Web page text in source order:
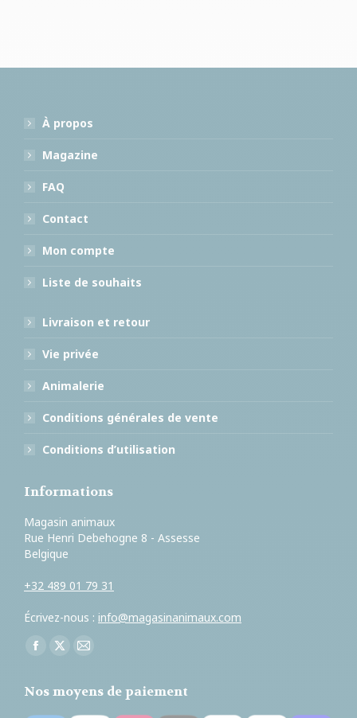
À propos
Magazine
FAQ
Contact
Mon compte
Liste de souhaits
Livraison et retour
Vie privée
Animalerie
Conditions générales de vente
Conditions d’utilisation
Informations
Magasin animaux
Rue Henri Debehogne 8 - Assesse
Belgique
+32 489 01 79 31
Écrivez-nous : info@magasinanimaux.com
Trouvez nous sur :
Facebook
opens
X
opens
E-
page
Nos moyens de paiement